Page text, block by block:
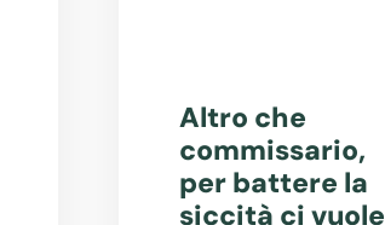
Altro che
commissario,
per battere la
siccità ci vuole